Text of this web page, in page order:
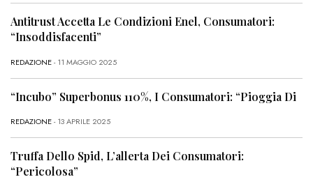
Antitrust Accetta Le Condizioni Enel, Consumatori:
“Insoddisfacenti”
REDAZIONE- 11 MAGGIO 2025
“Incubo” Superbonus 110%, I Consumatori: “Pioggia Di
REDAZIONE- 13 APRILE 2025
Truffa Dello Spid, L’allerta Dei Consumatori:
“Pericolosa”